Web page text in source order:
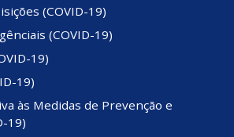
(COVID-19)
(COVID-19)
19)
19)
às Medidas de Prevenção e
19)